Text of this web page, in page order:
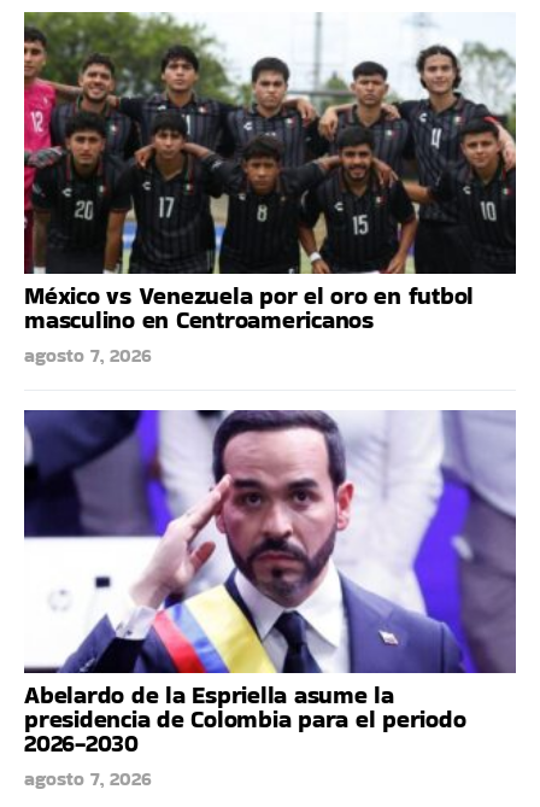
México vs Venezuela por el oro en futbol
masculino en Centroamericanos
agosto 7, 2026
Abelardo de la Espriella asume la
presidencia de Colombia para el periodo
2026-2030
agosto 7, 2026